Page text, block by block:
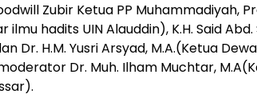
Zubir Ketua PP Muhammadiyah,
hadits UIN Alauddin), K.H. Said Abd.
Dr. H.M. Yusri Arsyad, M.A.(Ketua
Dr. Muh. Ilham Muchtar,